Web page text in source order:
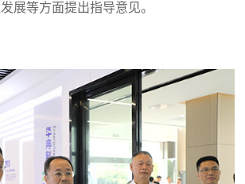
展等方面提出指导意见。